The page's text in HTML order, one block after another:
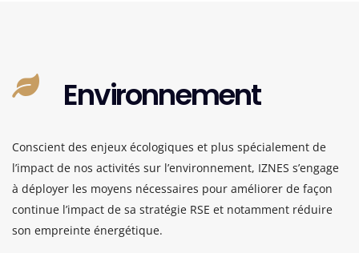
Environnement
Conscient des enjeux écologiques et plus spécialement de
l’impact de nos activités sur l’environnement, IZNES s’engage
à déployer les moyens nécessaires pour améliorer de façon
continue l’impact de sa stratégie RSE et notamment réduire
son empreinte énergétique.